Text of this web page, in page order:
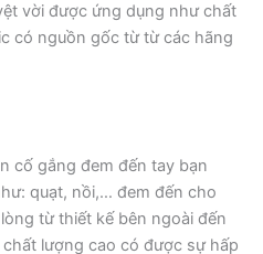
vời được ứng dụng như chất
có nguồn gốc từ từ các hãng
cố gắng đem đến tay bạn
quạt, nồi,… đem đến cho
từ thiết kế bên ngoài đến
lượng cao có được sự hấp